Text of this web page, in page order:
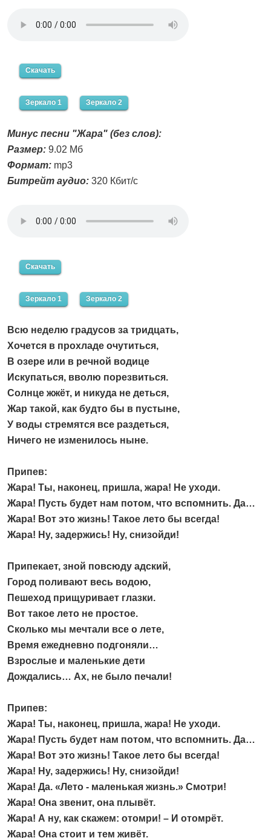
Скачать
Зеркало 1 Зеркало 2
Минус песни "Жара" (без слов):
Размер: 9.02 Мб
Формат: mp3
Битрейт аудио: 320 Кбит/с
Скачать
Зеркало 1 Зеркало 2
Всю неделю градусов за тридцать,
Хочется в прохладе очутиться,
В озере или в речной водице
Искупаться, вволю порезвиться.
Солнце жжёт, и никуда не деться,
Жар такой, как будто бы в пустыне,
У воды стремятся все раздеться,
Ничего не изменилось ныне.
Припев:
Жара! Ты, наконец, пришла, жара! Не уходи.
Жара! Пусть будет нам потом, что вспомнить. Да…
Жара! Вот это жизнь! Такое лето бы всегда!
Жара! Ну, задержись! Ну, снизойди!
Припекает, зной повсюду адский,
Город поливают весь водою,
Пешеход прищуривает глазки.
Вот такое лето не простое.
Сколько мы мечтали все о лете,
Время ежедневно подгоняли…
Взрослые и маленькие дети
Дождались… Ах, не было печали!
Припев:
Жара! Ты, наконец, пришла, жара! Не уходи.
Жара! Пусть будет нам потом, что вспомнить. Да…
Жара! Вот это жизнь! Такое лето бы всегда!
Жара! Ну, задержись! Ну, снизойди!
Жара! Да. «Лето - маленькая жизнь.» Смотри!
Жара! Она звенит, она плывёт.
Жара! А ну, как скажем: отомри! – И отомрёт.
Жара! Она стоит и тем живёт.